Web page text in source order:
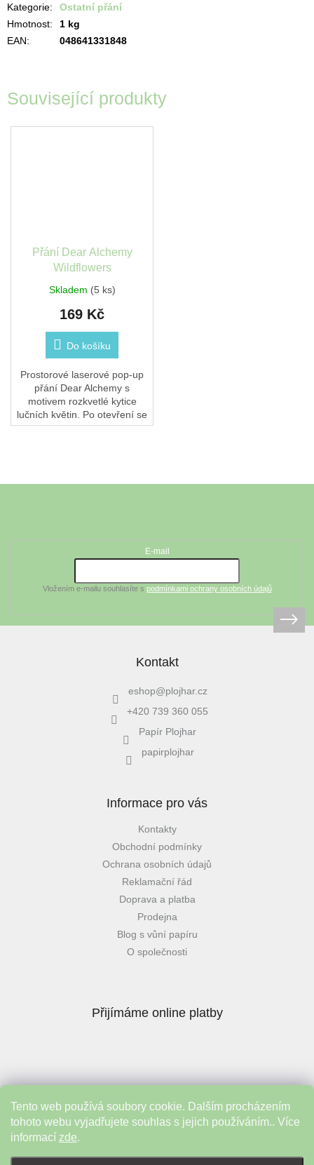
Tento web používá soubory cookie. Dalším procházením
tohoto webu vyjadřujete souhlas s jejich používáním.. Více
informací zde.
Související produkty
Přání Dear Alchemy
Wildflowers
Skladem (5 ks)
169 Kč
Do košíku
Prostorové laserové pop-up
přání Dear Alchemy s
motivem rozkvetlé kytice
lučních květin. Po otevření se
rozloží do 3D a uvnitř najdete
Kategorie:
Ostatní přání
Hmotnost:
1 kg
EAN: 048641331848
E-mail
Vložením e-mailu souhlasíte s podmínkami ochrany osobních údajů
Kontakt
eshop@plojhar.cz
+420 739 360 055
Papír Plojhar
papirplojhar
Informace pro vás
Kontakty
Obchodní podmínky
Ochrana osobních údajů
Reklamační řád
Doprava a platba
Prodejna
Blog s vůní papíru
O společnosti
Přijímáme online platby
Instagram